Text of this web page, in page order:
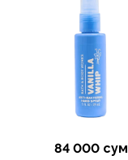
84 000 сум